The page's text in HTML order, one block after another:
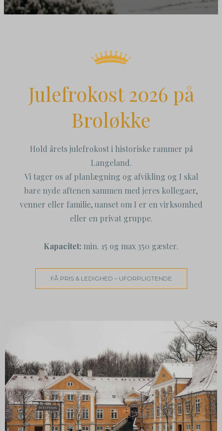
Julefrokost 2026 på
Broløkke
Hold årets julefrokost i historiske rammer på
Langeland.
Vi tager os af planlægning og afvikling og I skal
bare nyde aftenen sammen med jeres kollegaer,
venner eller familie, uanset om I er en virksomhed
eller en privat gruppe.
Kapacitet: min. 15 og max 350 gæster.
FÅ PRIS & LEDIGHED – UFORPLIGTENDE